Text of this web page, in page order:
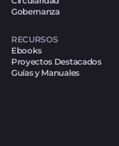
Gobernanza
RECURSOS
Ebooks
Proyectos Destacados
Guías y Manuales